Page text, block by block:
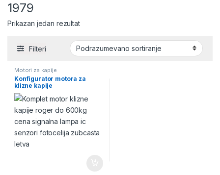
1979
Prikazan jedan rezultat
Filteri
Motori za kapije
Konfigurator motora za
klizne kapije